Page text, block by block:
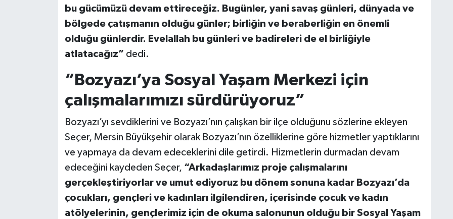
bu gücümüzü devam ettireceğiz. Bugünler, yani savaş günleri, dünyada ve
bölgede çatışmanın olduğu günler; birliğin ve beraberliğin en önemli
olduğu günlerdir. Evelallah bu günleri ve badireleri de el birliğiyle
atlatacağız” dedi.
“Bozyazı’ya Sosyal Yaşam Merkezi için
çalışmalarımızı sürdürüyoruz”
Bozyazı’yı sevdiklerini ve Bozyazı’nın çalışkan bir ilçe olduğunu sözlerine ekleyen
Seçer, Mersin Büyükşehir olarak Bozyazı’nın özelliklerine göre hizmetler yaptıklarını
ve yapmaya da devam edeceklerini dile getirdi. Hizmetlerin durmadan devam
edeceğini kaydeden Seçer, “Arkadaşlarımız proje çalışmalarını
gerçekleştiriyorlar ve umut ediyoruz bu dönem sonuna kadar Bozyazı’da
çocukları, gençleri ve kadınları ilgilendiren, içerisinde çocuk ve kadın
atölyelerinin, gençlerimiz için de okuma salonunun olduğu bir Sosyal Yaşam